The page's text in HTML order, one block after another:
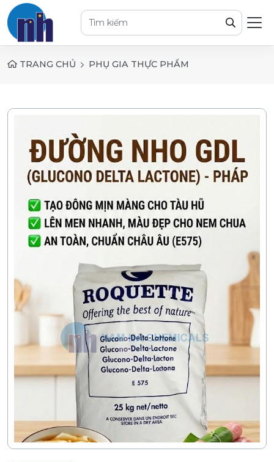
TRANG CHỦ PHỤ GIA THỰC PHẨM